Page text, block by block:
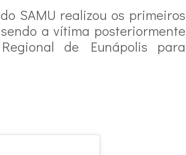
SAMU realizou os primeiros
a vítima posteriormente
de Eunápolis para